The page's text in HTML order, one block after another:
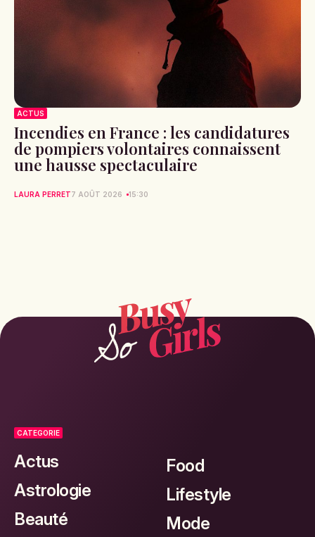
ACTUS
Incendies en France : les candidatures
de pompiers volontaires connaissent
une hausse spectaculaire
LAURA PERRET7 AOÛT 2026 15:30
CATEGORIE
Actus
Astrologie
Beauté
Food
Lifestyle
Mode